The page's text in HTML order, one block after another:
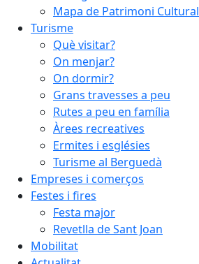
Mapa de Patrimoni Cultural
Turisme
Què visitar?
On menjar?
On dormir?
Grans travesses a peu
Rutes a peu en família
Àrees recreatives
Ermites i esglésies
Turisme al Berguedà
Empreses i comerços
Festes i fires
Festa major
Revetlla de Sant Joan
Mobilitat